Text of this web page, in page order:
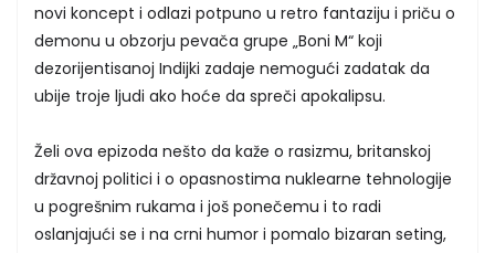
novi koncept i odlazi potpuno u retro fantaziju i priču o
demonu u obzorju pevača grupe „Boni M“ koji
dezorijentisanoj Indijki zadaje nemogući zadatak da
ubije troje ljudi ako hoće da spreči apokalipsu.
Želi ova epizoda nešto da kaže o rasizmu, britanskoj
državnoj politici i o opasnostima nuklearne tehnologije
u pogrešnim rukama i još ponečemu i to radi
oslanjajući se i na crni humor i pomalo bizaran seting,